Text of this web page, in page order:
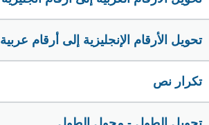
تحويل الأرقام الإنجليزية إلى أرقام عربية
تكرار نص